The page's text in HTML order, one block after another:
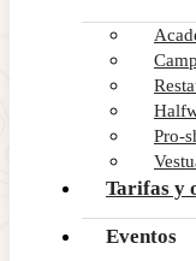
Pro-
Tarifas y
Eventos